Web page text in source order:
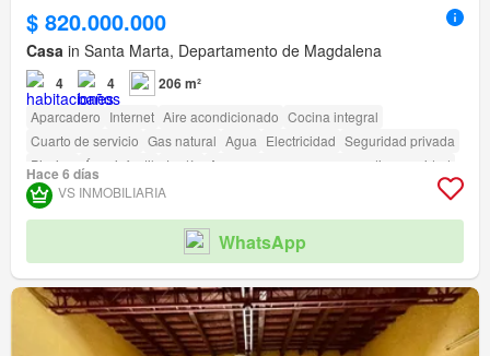
$ 820.000.000
Casa in Santa Marta, Departamento de Magdalena
4 4 206 m²
Aparcadero Internet Aire acondicionado Cocina integral
Cuarto de servicio Gas natural Agua Electricidad Seguridad privada
Piscina
Área infantil Jardín Acceso para personas con discapacidad
Hace 6 días
VS INMOBILIARIA
WhatsApp